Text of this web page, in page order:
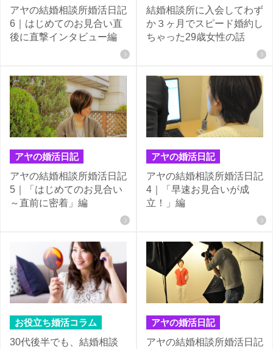
アヤの結婚相談所婚活日記
6｜はじめてのお見合い直
後に直撃インタビュー編
結婚相談所に入会してわず
か３ヶ月でスピード婚約し
ちゃった29歳女性の話
アヤの婚活日記
アヤの結婚相談所婚活日記
5｜「はじめてのお見合い
～直前に密着」編
アヤの婚活日記
アヤの結婚相談所婚活日記
4｜「早速お見合いが成
立！」編
お役立ち婚活コラム
30代後半でも、結婚相談
アヤの婚活日記
アヤの結婚相談所婚活日記